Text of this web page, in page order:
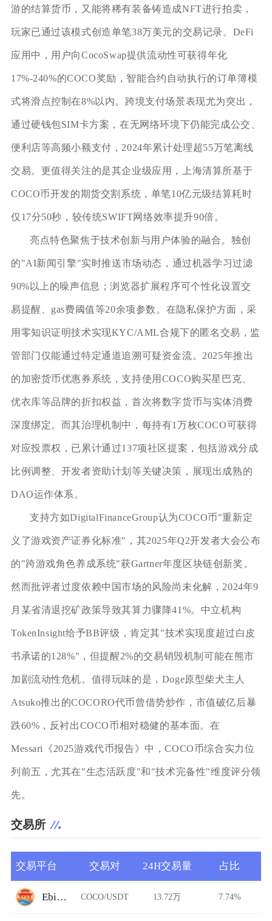
游的结算货币，又能将稀有装备铸造成NFT进行拍卖，
玩家已通过该模式创造单笔38万美元的交易记录。DeFi
应用中，用户向CocoSwap提供流动性可获得年化
17%-240%的COCO奖励，智能合约自动执行的订单簿模
式将滑点控制在8%以内。跨境支付场景表现尤为突出，
通过硬钱包SIM卡方案，在无网络环境下仍能完成公交、
便利店等高频小额支付，2024年累计处理超55万笔离线
交易。更值得关注的是其企业级应用，上海清算所基于
COCO币开发的期货交割系统，单笔10亿元级结算耗时
仅17分50秒，较传统SWIFT网络效率提升90倍。
亮点特色聚焦于技术创新与用户体验的融合。独创
的"AI新闻引擎"实时推送市场动态，通过机器学习过滤
90%以上的噪声信息；浏览器扩展程序可个性化设置交
易提醒、gas费阈值等20余项参数。在隐私保护方面，采
用零知识证明技术实现KYC/AML合规下的匿名交易，监
管部门仅能通过特定通道追溯可疑资金流。2025年推出
的加密货币优惠券系统，支持使用COCO购买星巴克、
优衣库等品牌的折扣权益，首次将数字货币与实体消费
深度绑定。而其治理机制中，每持有1万枚COCO可获得
对应投票权，已累计通过137项社区提案，包括游戏分成
比例调整、开发者资助计划等关键决策，展现出成熟的
DAO运作体系。
支持方如DigitalFinanceGroup认为COCO币"重新定
义了游戏资产证券化标准"，其2025年Q2开发者大会公布
的"跨游戏角色养成系统"获Gartner年度区块链创新奖。
然而批评者过度依赖中国市场的风险尚未化解，2024年9
月某省清退挖矿政策导致其算力骤降41%。中立机构
TokenInsight给予BB评级，肯定其"技术实现度超过白皮
书承诺的128%"，但提醒2%的交易销毁机制可能在熊市
加剧流动性危机。值得玩味的是，Doge原型柴犬主人
Atsuko推出的COCORO代币曾借势炒作，市值破亿后暴
跌60%，反衬出COCO币相对稳健的基本面。在
Messari《2025游戏代币报告》中，COCO币综合实力位
列前五，尤其在"生态活跃度"和"技术完备性"维度评分领
先。
交易所
交易平台 交易对 24H交易量 占比
Ebisu's Bay COCO/USDT 13.72万 7.74%